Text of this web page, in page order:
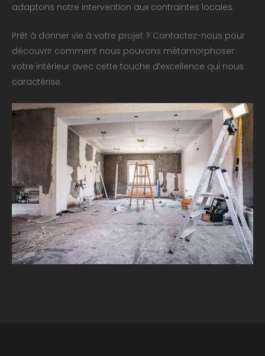
adaptons notre intervention aux contraintes locales.
Prêt à donner vie à votre projet ? Contactez-nous pour
découvrir comment nous pouvons métamorphoser
votre intérieur avec cette touche d’excellence qui nous
caractérise.